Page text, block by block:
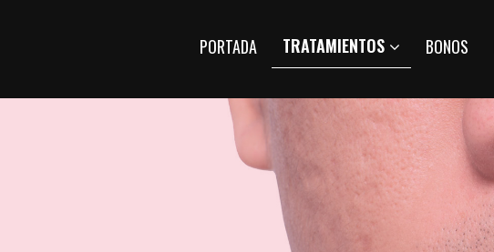
PORTADA TRATAMIENTOS BONOS